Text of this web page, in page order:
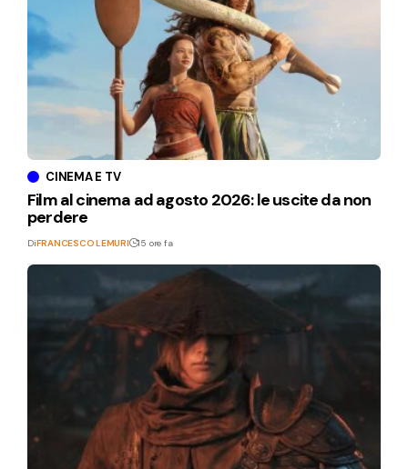
CINEMA E TV
Film al cinema ad agosto 2026: le uscite da non
perdere
DiFRANCESCO LEMURI 15 ore fa